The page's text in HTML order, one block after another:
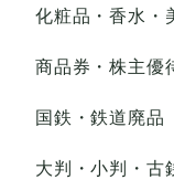
化粧品・香水・
商品券・株主優
国鉄・鉄道廃品
大判・小判・古